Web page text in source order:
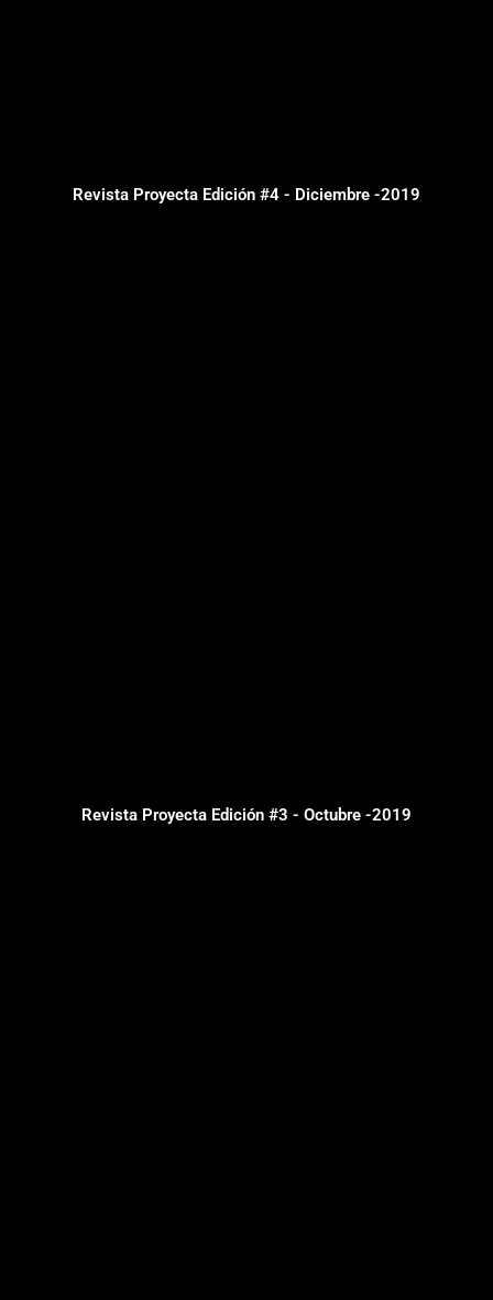
Revista Proyecta Edición #4 - Diciembre -2019
Revista Proyecta Edición #3 - Octubre -2019